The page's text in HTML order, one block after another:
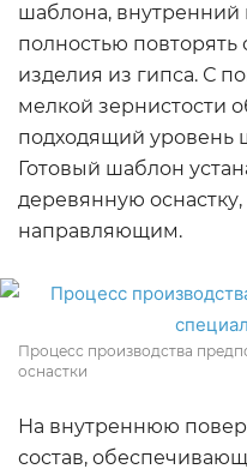
шаблона, внутренний
полностью
изделия из гипса. С
мелкой зернистости
подходящий уровень
Готовый шаблон
деревянную
направляющим.
Процесс производства
оснастки
На внутреннюю
состав,